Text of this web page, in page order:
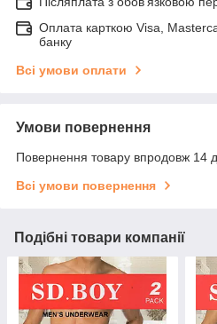
Оплата карткою Visa,
банку
Всі умови оплати
Умови повернення
Повернення товару впродовж 14
Всі умови повернення
Подібні товари компанії